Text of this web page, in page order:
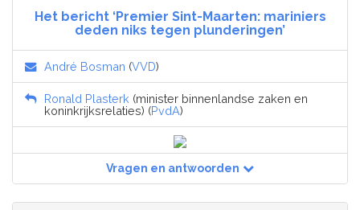
Het bericht ‘Premier Sint-Maarten: mariniers
deden niks tegen plunderingen’
André Bosman (VVD)
Ronald Plasterk (minister binnenlandse zaken en
koninkrijksrelaties) (PvdA)
Vragen en antwoorden